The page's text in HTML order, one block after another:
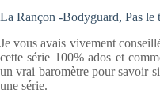
La Rançon -Bodyguard, Pas le
Je vous avais vivement
cette série 100% ados et
un vrai baromètre pour savoir
une série.